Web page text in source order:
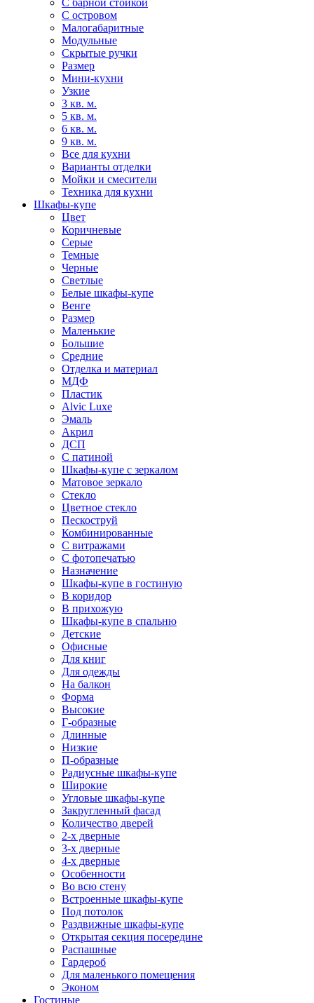
С барной стойкой
С островом
Малогабаритные
Модульные
Скрытые ручки
Размер
Мини-кухни
Узкие
3 кв. м.
5 кв. м.
6 кв. м.
9 кв. м.
Все для кухни
Варианты отделки
Мойки и смесители
Техника для кухни
Шкафы-купе
Цвет
Коричневые
Серые
Темные
Черные
Светлые
Белые шкафы-купе
Венге
Размер
Маленькие
Большие
Средние
Отделка и материал
МДФ
Пластик
Alvic Luxe
Эмаль
Акрил
ДСП
С патиной
Шкафы-купе с зеркалом
Матовое зеркало
Стекло
Цветное стекло
Пескоструй
Комбинированные
С витражами
С фотопечатью
Назначение
Шкафы-купе в гостиную
В коридор
В прихожую
Шкафы-купе в спальню
Детские
Офисные
Для книг
Для одежды
На балкон
Форма
Высокие
Г-образные
Длинные
Низкие
П-образные
Радиусные шкафы-купе
Широкие
Угловые шкафы-купе
Закругленный фасад
Количество дверей
2-х дверные
3-х дверные
4-х дверные
Особенности
Во всю стену
Встроенные шкафы-купе
Под потолок
Раздвижные шкафы-купе
Открытая секция посередине
Распашные
Гардероб
Для маленького помещения
Эконом
Гостиные